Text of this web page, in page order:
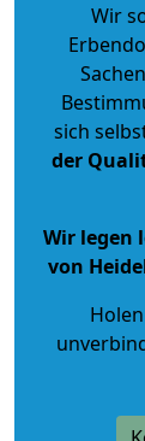
Wir
sich
der
Wir legen
von